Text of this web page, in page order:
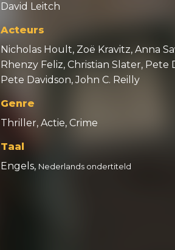
David Leitch
Acteurs
Nicholas Hoult, Zoë Kravitz, Anna
Rhenzy Feliz, Christian Slater, Pete
Pete Davidson, John C. Reilly
Genre
Thriller, Actie, Crime
Taal
Engels, Nederlands ondertiteld